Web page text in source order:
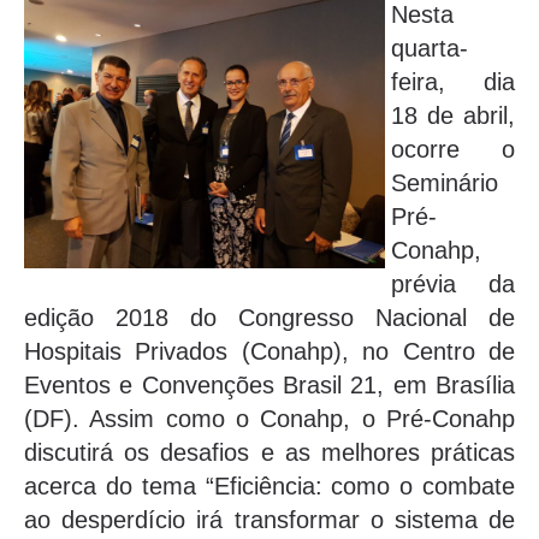
Nesta
quarta-
feira, dia
18 de abril,
ocorre o
Seminário
Pré-
Conahp,
prévia da
edição 2018 do Congresso Nacional de
Hospitais Privados (Conahp), no Centro de
Eventos e Convenções Brasil 21, em Brasília
(DF). Assim como o Conahp, o Pré-Conahp
discutirá os desafios e as melhores práticas
acerca do tema “Eficiência: como o combate
ao desperdício irá transformar o sistema de